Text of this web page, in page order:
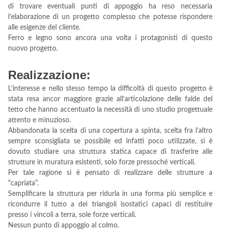
di trovare eventuali punti di appoggio ha reso necessaria
l’elaborazione di un progetto complesso che potesse rispondere
alle esigenze del cliente.
Ferro e legno sono ancora una volta i protagonisti di questo
nuovo progetto.
Realizzazione:
L’interesse e nello stesso tempo la difficoltà di questo progetto è
stata resa ancor maggiore grazie all’articolazione delle falde del
tetto che hanno accentuato la necessità di uno studio progettuale
attento e minuzioso.
Abbandonata la scelta di una copertura a spinta, scelta fra l’altro
sempre sconsigliata se possibile ed infatti poco utilizzate, si è
dovuto studiare una struttura statica capace di trasferire alle
strutture in muratura esistenti, solo forze pressoché verticali.
Per tale ragione si è pensato di realizzare delle strutture a
“capriata”.
Semplificare la struttura per ridurla in una forma più semplice e
ricondurre il tutto a dei triangoli isostatici capaci di restituire
presso i vincoli a terra, sole forze verticali.
Nessun punto di appoggio al colmo.